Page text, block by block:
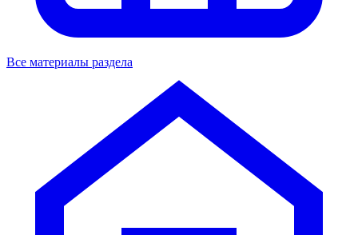
Все материалы раздела